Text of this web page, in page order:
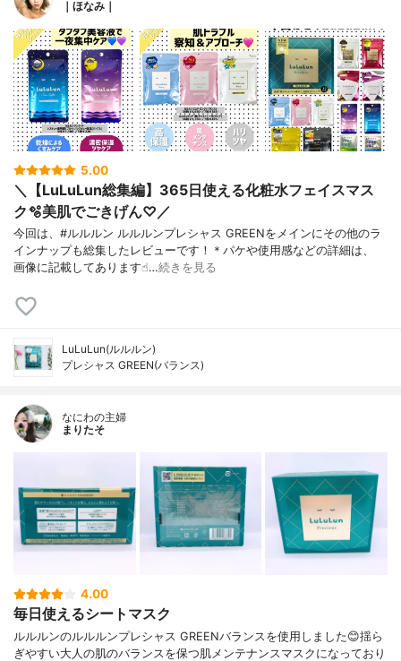
｜ほなみ｜
5.00
＼【LuLuLun総集編】365日使える化粧水フェイスマス
ク🫧美肌でごきげん♡／
今回は、#ルルルン ルルルンプレシャス GREENをメインにその他のラ
インナップも総集したレビューです！＊パケや使用感などの詳細は、
画像に記載してあります☝︎…続きを見る
LuLuLun(ルルルン)
プレシャス GREEN(バランス)
なにわの主婦
まりたそ
4.00
毎日使えるシートマスク
ルルルンのルルルンプレシャス GREENバランスを使用しました😊揺ら
ぎやすい大人の肌のバランスを保つ肌メンテナンスマスクになっており